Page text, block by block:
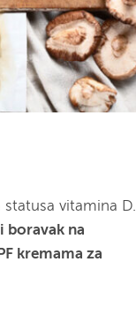
vitamina D.
boravak na
kremama za